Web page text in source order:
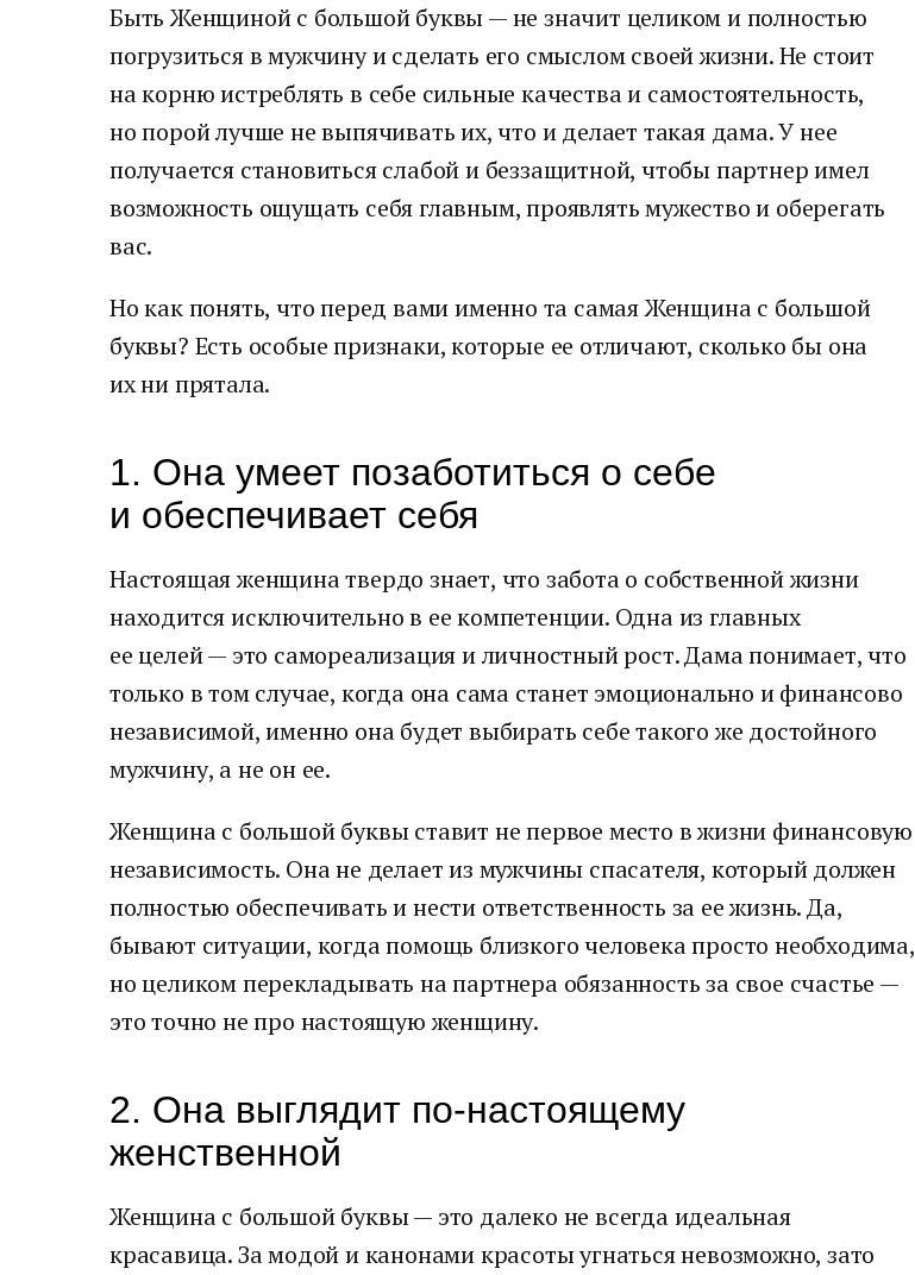
Быть Женщиной с большой буквы — не значит целиком и полностью
погрузиться в мужчину и сделать его смыслом своей жизни. Не стоит
на корню истреблять в себе сильные качества и самостоятельность,
но порой лучше не выпячивать их, что и делает такая дама. У нее
получается становиться слабой и беззащитной, чтобы партнер имел
возможность ощущать себя главным, проявлять мужество и оберегать
вас.
Но как понять, что перед вами именно та самая Женщина с большой
буквы? Есть особые признаки, которые ее отличают, сколько бы она
их ни прятала.
1. Она умеет позаботиться о себе
и обеспечивает себя
Настоящая женщина твердо знает, что забота о собственной жизни
находится исключительно в ее компетенции. Одна из главных
ее целей — это самореализация и личностный рост. Дама понимает, что
только в том случае, когда она сама станет эмоционально и финансово
независимой, именно она будет выбирать себе такого же достойного
мужчину, а не он ее.
Женщина с большой буквы ставит не первое место в жизни финансовую
независимость. Она не делает из мужчины спасателя, который должен
полностью обеспечивать и нести ответственность за ее жизнь. Да,
бывают ситуации, когда помощь близкого человека просто необходима,
но целиком перекладывать на партнера обязанность за свое счастье —
это точно не про настоящую женщину.
2. Она выглядит по-настоящему
женственной
Женщина с большой буквы — это далеко не всегда идеальная
красавица. За модой и канонами красоты угнаться невозможно, зато